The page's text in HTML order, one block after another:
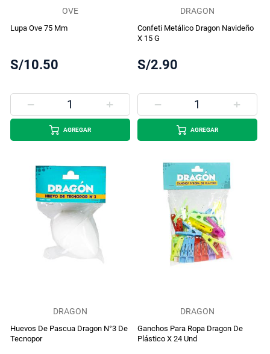
OVE
Lupa Ove 75 Mm
S/10.50
AGREGAR
DRAGON
Confeti Metálico Dragon Navideño
X 15 G
S/2.90
AGREGAR
DRAGON
Huevos De Pascua Dragon N°3 De
Tecnopor
DRAGON
Ganchos Para Ropa Dragon De
Plástico X 24 Und